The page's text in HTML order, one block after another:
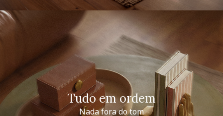
Tudo em ordem
Nada fora do tom